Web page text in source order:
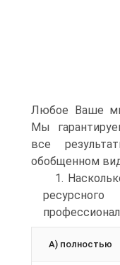
Любое Ваше
Мы
все
обобщенном
1.
А) полностью